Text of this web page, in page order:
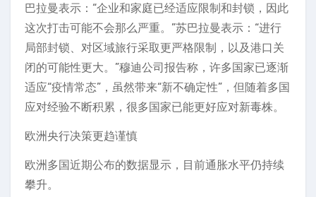
巴拉曼表示：“企业和家庭已经适应限制和封锁，因此
这次打击可能不会那么严重。”苏巴拉曼表示：“进行
局部封锁、对区域旅行采取更严格限制，以及港口关
闭的可能性更大。”穆迪公司报告称，许多国家已逐渐
适应“疫情常态”，虽然带来“新不确定性”，但随着多国
应对经验不断积累，很多国家已能更好应对新毒株。
欧洲央行决策更趋谨慎
欧洲多国近期公布的数据显示，目前通胀水平仍持续
攀升。